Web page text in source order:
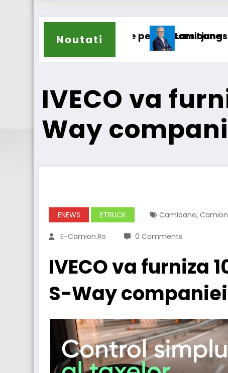
Noutati
Ljungström a fost numit director general
IVECO va
Way
ENEWS ETRUCK Camioane, Camion
E-Camion.ro 0 Comments
IVECO va furniza
S-Way companiei